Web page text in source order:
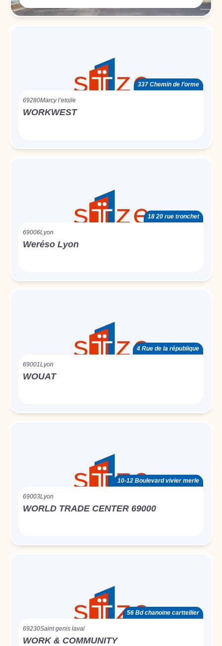
337 Chemin de l’orme
69280Marcy l’etoile
WORKWEST
18 20 rue tronchet
69006Lyon
Weréso Lyon
4 Rue de la république
69001Lyon
WOUAT
10-12 Boulevard vivier merle
69003Lyon
WORLD TRADE CENTER 69000
56 Bd chanoine carttellier
69230Saint genis laval
WORK & COMMUNITY